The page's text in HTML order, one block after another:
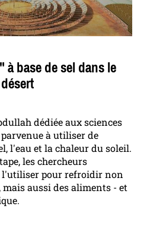
base de sel dans le
désert
dédiée aux sciences
à utiliser de
l'eau et la chaleur du soleil.
les chercheurs
pour refroidir non
aussi des aliments - et